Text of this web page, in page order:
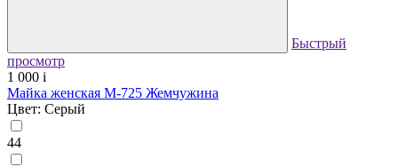
Быстрый
просмотр
1 000 i
Майка женская М-725 Жемчужина
Цвет: Серый
44